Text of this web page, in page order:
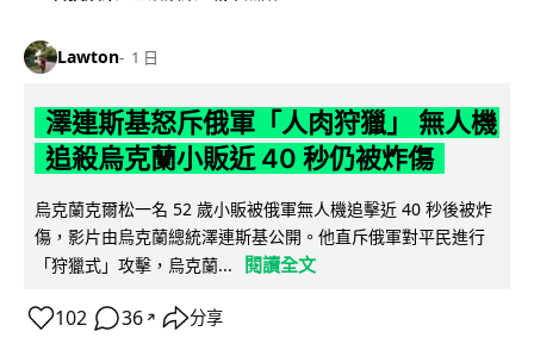
Lawton 1 日
澤連斯基怒斥俄軍「人肉狩獵」 無人機
追殺烏克蘭小販近 40 秒仍被炸傷
烏克蘭克爾松一名 52 歲小販被俄軍無人機追擊近 40 秒後被炸
傷，影片由烏克蘭總統澤連斯基公開。他直斥俄軍對平民進行
「狩獵式」攻擊，烏克蘭...
閱讀全文
102 36 ↗ 分享